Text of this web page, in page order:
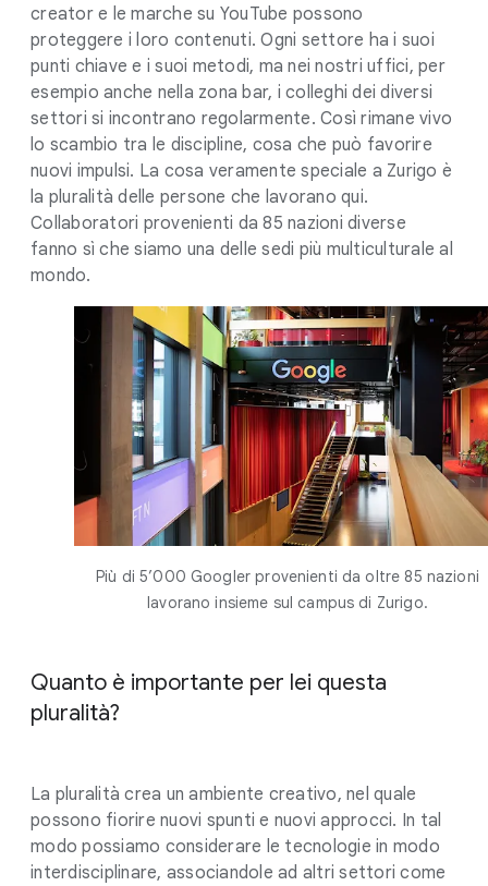
creator e le marche su YouTube possono
proteggere i loro contenuti. Ogni settore ha i suoi
punti chiave e i suoi metodi, ma nei nostri uffici, per
esempio anche nella zona bar, i colleghi dei diversi
settori si incontrano regolarmente. Così rimane vivo
lo scambio tra le discipline, cosa che può favorire
nuovi impulsi. La cosa veramente speciale a Zurigo è
la pluralità delle persone che lavorano qui.
Collaboratori provenienti da 85 nazioni diverse
fanno sì che siamo una delle sedi più multiculturale al
mondo.
Più di 5’000 Googler provenienti da oltre 85 nazioni
lavorano insieme sul campus di Zurigo.
Quanto è importante per lei questa
pluralità?
La pluralità crea un ambiente creativo, nel quale
possono fiorire nuovi spunti e nuovi approcci. In tal
modo possiamo considerare le tecnologie in modo
interdisciplinare, associandole ad altri settori come